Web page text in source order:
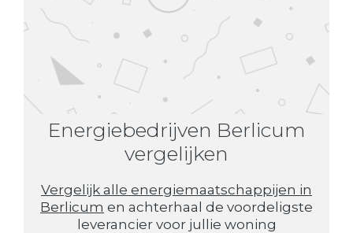
Energiebedrijven Berlicum
vergelijken
Vergelijk alle energiemaatschappijen in
Berlicum en achterhaal de voordeligste
leverancier voor jullie woning